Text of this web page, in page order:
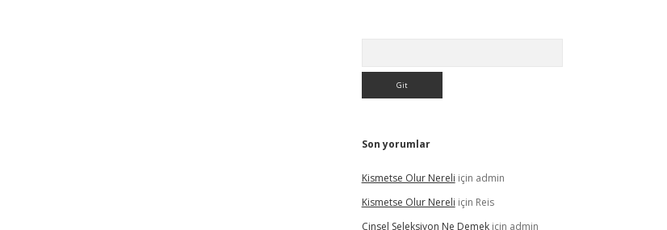
Son yorumlar
Kismetse Olur Nereli için admin
Kismetse Olur Nereli için Reis
Cinsel Seleksiyon Ne Demekiçin admin